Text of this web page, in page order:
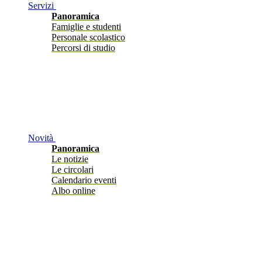
Servizi
Panoramica
Famiglie e studenti
Personale scolastico
Percorsi di studio
Novità
Panoramica
Le notizie
Le circolari
Calendario eventi
Albo online